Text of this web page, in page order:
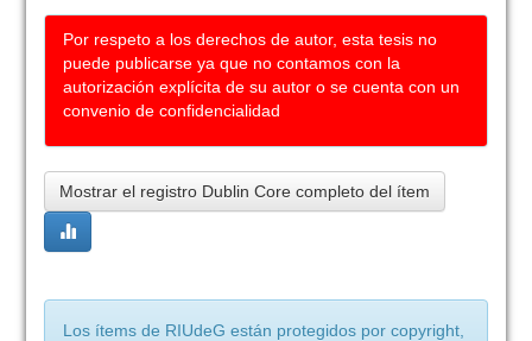
Por respeto a los derechos de autor, esta tesis no
puede publicarse ya que no contamos con la
autorización explícita de su autor o se cuenta con un
convenio de confidencialidad
Mostrar el registro Dublin Core completo del ítem
Los ítems de RIUdeG están protegidos por copyright,